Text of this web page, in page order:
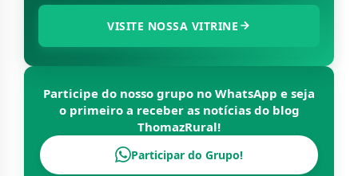
VISITE NOSSA VITRINE
Participe do nosso grupo no WhatsApp e seja
o primeiro a receber as notícias do blog
ThomazRural!
Participar do Grupo!